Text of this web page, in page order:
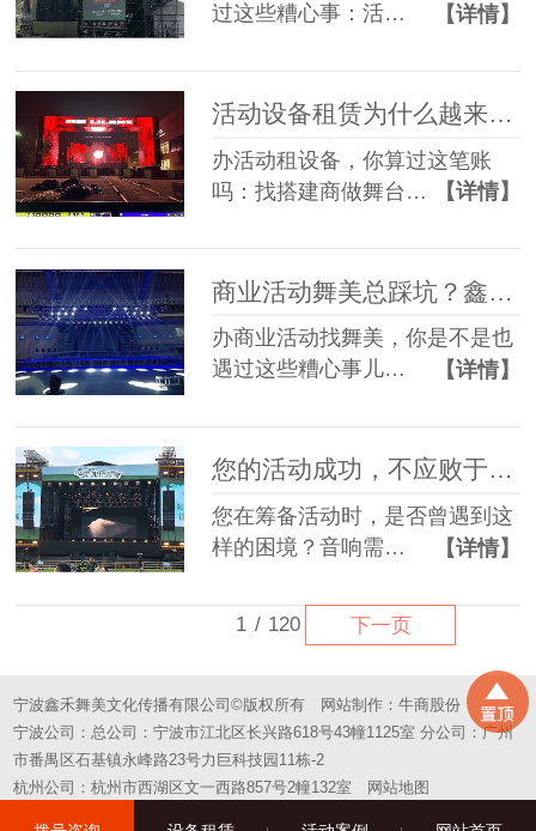
过这些糟心事：活…
【详情】
活动设备租赁为什么越来越多人选一站式？
办活动租设备，你算过这笔账
吗：找搭建商做舞台…
【详情】
商业活动舞美总踩坑？鑫禾一站式方案帮您避坑
办商业活动找舞美，你是不是也
遇过这些糟心事儿…
【详情】
您的活动成功，不应败于“拼凑”的舞台——选择一站式，选择省心
您在筹备活动时，是否曾遇到这
样的困境？音响需…
【详情】
1 / 120 下一页
宁波鑫禾舞美文化传播有限公司©版权所有 网站制作：牛商股份
宁波公司：总公司：宁波市江北区长兴路618号43幢1125室 分公司：广州
市番禺区石基镇永峰路23号力巨科技园11栋-2
杭州公司：杭州市西湖区文一西路857号2幢132室
网站地图